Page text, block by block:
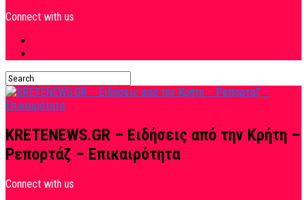
Connect with us
KRETENEWS.GR – Ειδήσεις από την Κρήτη –
Ρεπορτάζ – Επικαιρότητα
Connect with us